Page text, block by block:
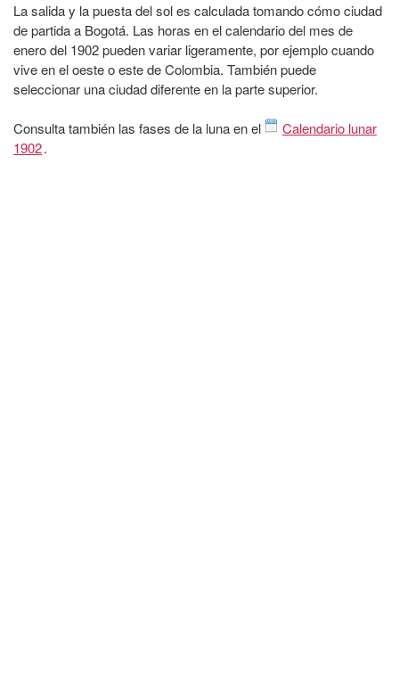
La salida y la puesta del sol es calculada tomando cómo ciudad
de partida a Bogotá. Las horas en el calendario del mes de
enero del 1902 pueden variar ligeramente, por ejemplo cuando
vive en el oeste o este de Colombia. También puede
seleccionar una ciudad diferente en la parte superior.
Consulta también las fases de la luna en el
Calendario lunar
1902.